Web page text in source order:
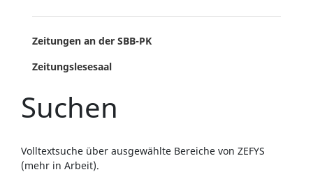
Zeitungen an der SBB-PK
Zeitungslesesaal
Suchen
Volltextsuche über ausgewählte Bereiche von ZEFYS
(mehr in Arbeit).